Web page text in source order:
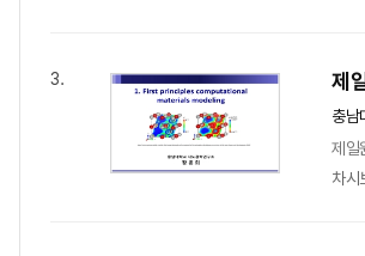
3. 제
충남
제일
차시